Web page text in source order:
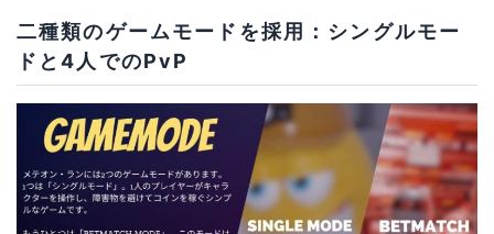
二種類のゲームモードを採用：シングルモー
ドと4人でのPvP